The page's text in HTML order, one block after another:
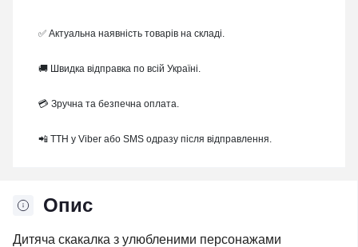
Опис
Дитяча скакалка з улюбленими персонажами
✅ Актуальна наявність товарів на складі.
🚚 Швидка відправка по всій Україні.
💳 Зручна та безпечна оплата.
📲 ТТН у Viber або SMS одразу після відправлення.